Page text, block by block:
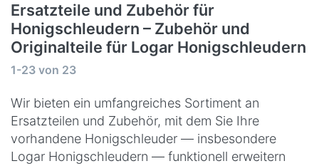
Ersatzteile und Zubehör für
Honigschleudern – Zubehör und
Originalteile für Logar Honigschleudern
Suchergebnisse:
1-23 von 23
Wir bieten ein umfangreiches Sortiment an
Ersatzteilen und Zubehör, mit dem Sie Ihre
vorhandene Honigschleuder — insbesondere
Logar Honigschleudern — funktionell erweitern